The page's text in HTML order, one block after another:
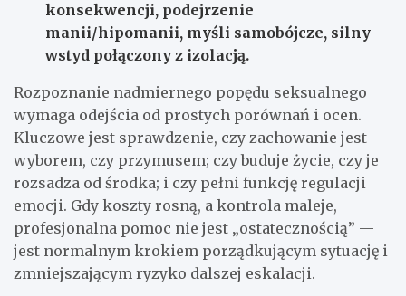
konsekwencji, podejrzenie
manii/hipomanii, myśli samobójcze, silny
wstyd połączony z izolacją.
Rozpoznanie nadmiernego popędu seksualnego
wymaga odejścia od prostych porównań i ocen.
Kluczowe jest sprawdzenie, czy zachowanie jest
wyborem, czy przymusem; czy buduje życie, czy je
rozsadza od środka; i czy pełni funkcję regulacji
emocji. Gdy koszty rosną, a kontrola maleje,
profesjonalna pomoc nie jest „ostatecznością” —
jest normalnym krokiem porządkującym sytuację i
zmniejszającym ryzyko dalszej eskalacji.